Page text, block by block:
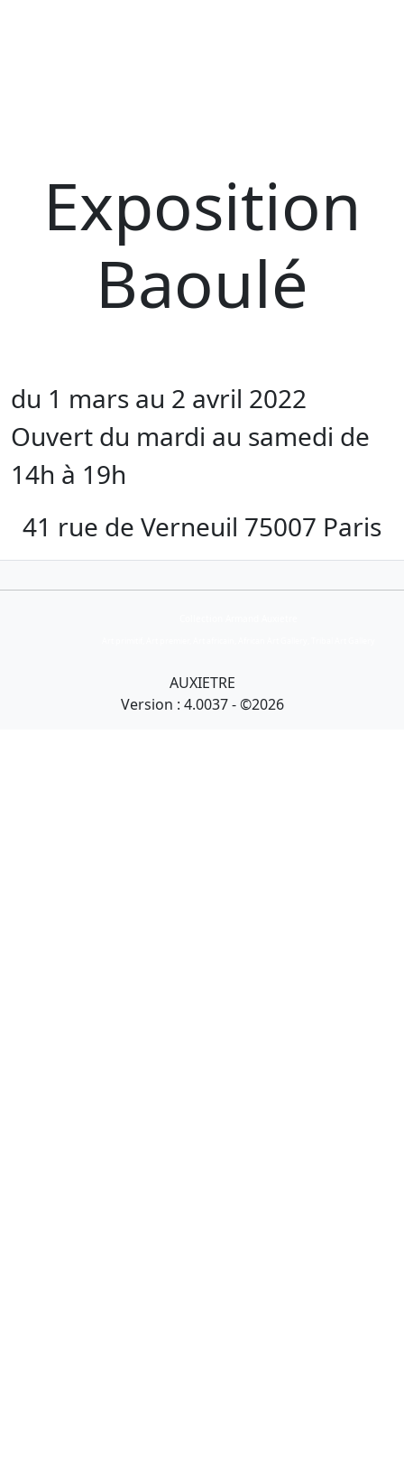
Exposition
Baoulé
du 1 mars au 2 avril 2022
Ouvert du mardi au samedi de
14h à 19h
41 rue de Verneuil 75007 Paris
AUXIETRE
Version : 4.0037 - ©2026